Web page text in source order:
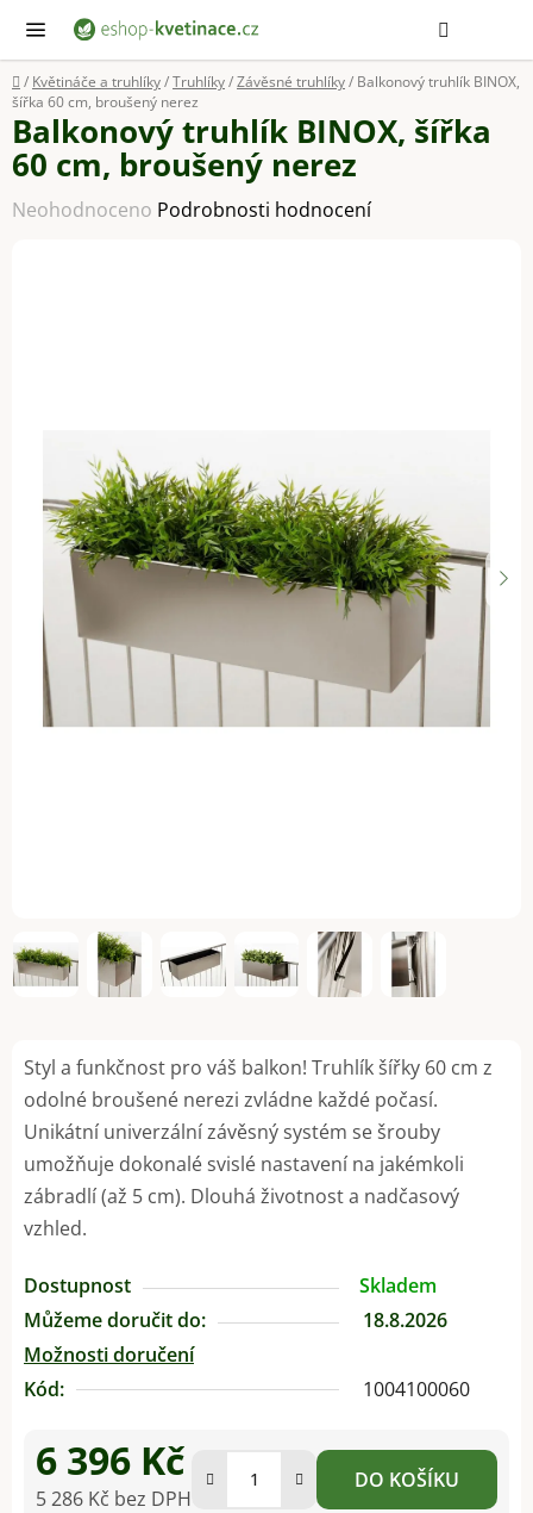
obsah
Domů
/ Květináče a truhlíky/Truhlíky/Závěsné truhlíky/ Balkonový truhlík BINOX,
šířka 60 cm, broušený nerez
Styl a funkčnost pro váš balkon! Truhlík šířky 60 cm z
odolné broušené nerezi zvládne každé počasí.
Unikátní univerzální závěsný systém se šrouby
umožňuje dokonalé svislé nastavení na jakémkoli
zábradlí (až 5 cm). Dlouhá životnost a nadčasový
vzhled.
Dostupnost
Skladem
Můžeme doručit do:
18.8.2026
Možnosti doručení
Kód:
1004100060
6 396 Kč
5 286 Kč bez DPH
DO KOŠÍKU
Balkonový truhlík BINOX, šířka
60 cm, broušený nerez
Průměrné
Neohodnoceno Podrobnosti hodnocení